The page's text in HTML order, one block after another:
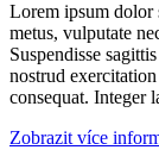
Lorem ipsum dolor
metus, vulputate
Suspendisse
nostrud
consequat. Integer
Zobrazit více